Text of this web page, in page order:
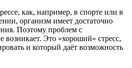
как, например, в спорте или в
организм имеет достаточно
Поэтому проблем с
возникает. Это «хороший» стресс,
и который даёт возможность